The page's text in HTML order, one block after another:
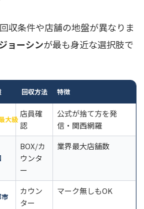
収条件や店舗の地盤が異なりま
ョーシンが最も身近な選択肢で
回収方法 特徴
大級
店員確
認
公式が捨て方を発
信・関西網羅
BOX/カ
ウンタ
ー
業界最大店舗数
カウン
ター
マーク無しもOK